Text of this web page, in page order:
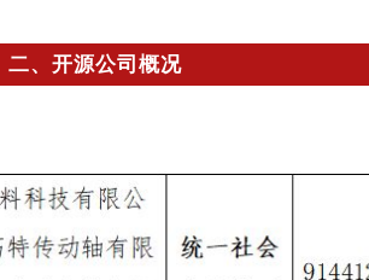
二、开源公司概况